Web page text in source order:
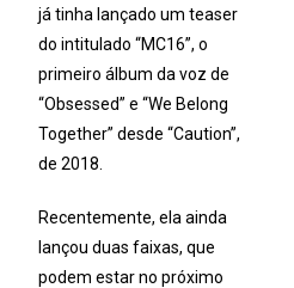
já tinha lançado um teaser
do intitulado “MC16”, o
primeiro álbum da voz de
“Obsessed” e “We Belong
Together” desde “Caution”,
de 2018.
Recentemente, ela ainda
lançou duas faixas, que
podem estar no próximo